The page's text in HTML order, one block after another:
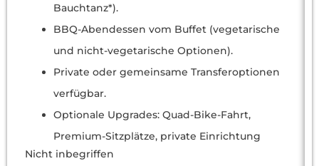
Bauchtanz*).
BBQ-Abendessen vom Buffet (vegetarische
und nicht-vegetarische Optionen).
Private oder gemeinsame Transferoptionen
verfügbar.
Optionale Upgrades: Quad-Bike-Fahrt,
Premium-Sitzplätze, private Einrichtung
Nicht inbegriffen